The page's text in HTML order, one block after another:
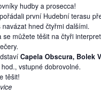
hudby a prosecca!
první Hudební terasu
hned čtyřmi dalšími.
se můžete těšit na čtyři
Capela Obscura, Bolek
vstupné dobrovolné.
těšit!